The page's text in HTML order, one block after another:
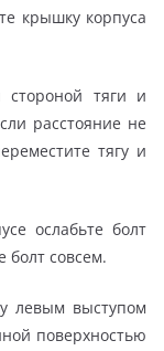
крышку корпуса
стороной тяги и
расстояние не
тягу и
ослабьте болт
болт совсем.
левым выступом
поверхностью